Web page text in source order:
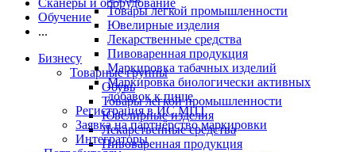
Товары легкой промышленности
Ювелирные изделия
Лекарственные средства
Пивоваренная продукция
Маркировка табачных изделий
Маркировка биологически активных
добавок к пище
Регистрация в ИС МПТ
Заявка на партнёрство маркировки
Интеграторы
Сканеры и оборудование
Обучение
...
Бизнесу
Товарные группы
Обувь
Товары легкой промышленности
Ювелирные изделия
Лекарственные средства
Пивоваренная продукция